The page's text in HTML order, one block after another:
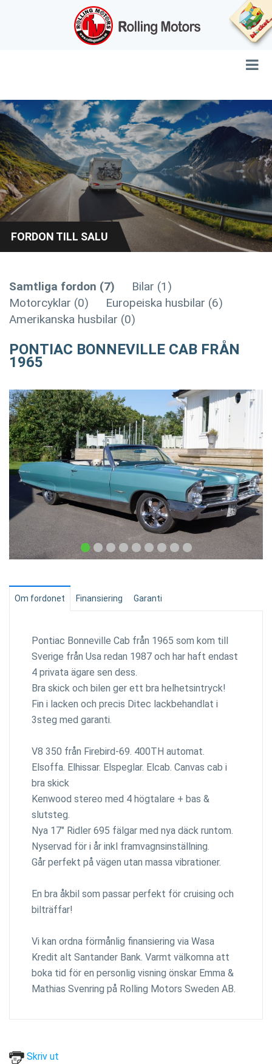
FORDON TILL SALU
Samtliga fordon (7)
Bilar (1)
Motorcyklar (0)
Europeiska husbilar (6)
Amerikanska husbilar (0)
PONTIAC BONNEVILLE CAB FRÅN
1965
Om fordonet Finansiering Garanti
Pontiac Bonneville Cab från 1965 som kom till
Sverige från Usa redan 1987 och har haft endast
4 privata ägare sen dess.
Bra skick och bilen ger ett bra helhetsintryck!
Fin i lacken och precis Ditec lackbehandlat i
3steg med garanti.
V8 350 från Firebird-69. 400TH automat.
Elsoffa. Elhissar. Elspeglar. Elcab. Canvas cab i
bra skick
Kenwood stereo med 4 högtalare + bas &
slutsteg.
Nya 17" Ridler 695 fälgar med nya däck runtom.
Nyservad för i år inkl framvagnsinställning.
Går perfekt på vägen utan massa vibrationer.
En bra åkbil som passar perfekt för cruising och
bilträffar!
Vi kan ordna förmånlig finansiering via Wasa
Kredit alt Santander Bank. Varmt välkomna att
boka tid för en personlig visning önskar Emma &
Mathias Svenring på Rolling Motors Sweden AB.
Skriv ut